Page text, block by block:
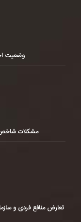
وضعیت
مشکلات شاخص
تعارض منافع فردی و